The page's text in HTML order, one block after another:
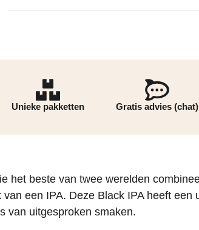
Unieke pakketten Gratis advies (chat)
het beste van twee werelden
een IPA. Deze Black IPA heeft een
van uitgesproken smaken.